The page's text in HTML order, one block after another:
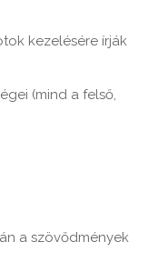
kezelésére írják
(mind a felső,
a szövődmények